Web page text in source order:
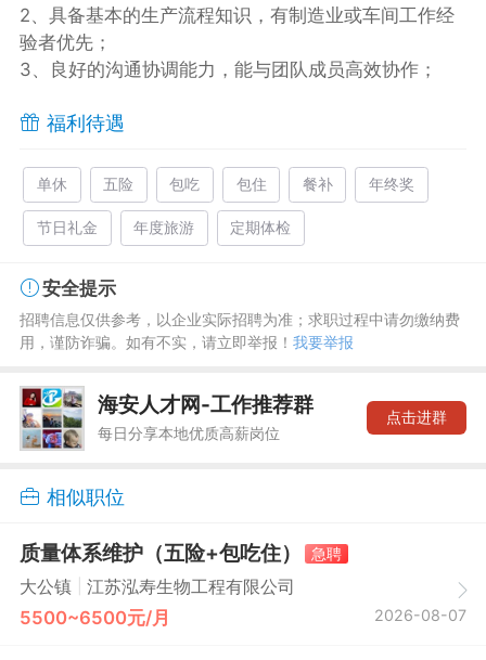
2、具备基本的生产流程知识，有制造业或车间工作经
验者优先；
3、良好的沟通协调能力，能与团队成员高效协作；
福利待遇
单休 五险 包吃 包住 餐补 年终奖
节日礼金 年度旅游 定期体检
安全提示
招聘信息仅供参考，以企业实际招聘为准；求职过程中请勿缴纳费
用，谨防诈骗。如有不实，请立即举报！ 我要举报
海安人才网-工作推荐群
每日分享本地优质高薪岗位
点击进群
相似职位
质量体系维护（五险+包吃住）
急聘
大公镇
江苏泓寿生物工程有限公司
5500~6500元/月 2026-08-07